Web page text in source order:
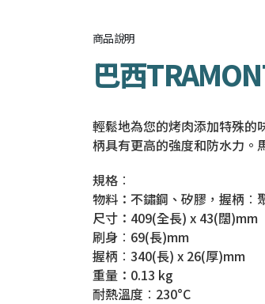
商品說明
巴西
輕鬆地為您的烤肉添加特殊的
柄具有更高的強度和防水力。
規格︰
物料：不鏽鋼、矽膠，握柄︰
尺寸：409(全長) x 43(闊)mm
刷身︰69(長)mm
握柄︰340(長) x 26(厚)mm
重量：0.13 kg
耐熱溫度︰230°C